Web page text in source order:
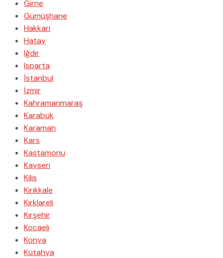
Girne
Gümüşhane
Hakkari
Hatay
Iğdır
Isparta
İstanbul
İzmir
Kahramanmaraş
Karabük
Karaman
Kars
Kastamonu
Kayseri
Kilis
Kırıkkale
Kırklareli
Kırşehir
Kocaeli
Konya
Kütahya